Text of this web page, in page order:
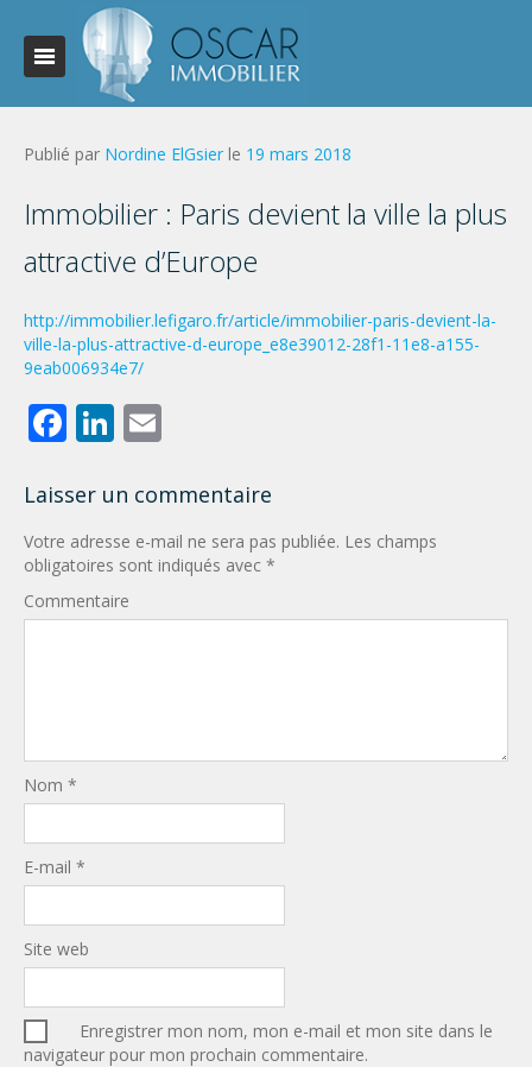
Publié par Nordine ElGsier le 19 mars 2018
Immobilier : Paris devient la ville la plus
attractive d’Europe
http://immobilier.lefigaro.fr/article/immobilier-paris-devient-la-
ville-la-plus-attractive-d-europe_e8e39012-28f1-11e8-a155-
9eab006934e7/
Facebook
LinkedIn
Laisser un commentaire
Votre adresse e-mail ne sera pas publiée. Les champs
obligatoires sont indiqués avec *
Commentaire
Nom *
E-mail *
Site web
Enregistrer mon nom, mon e-mail et mon site dans le
navigateur pour mon prochain commentaire.